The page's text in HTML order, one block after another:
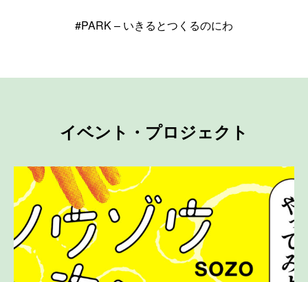
#PARK – いきるとつくるのにわ
イベント・プロジェクト